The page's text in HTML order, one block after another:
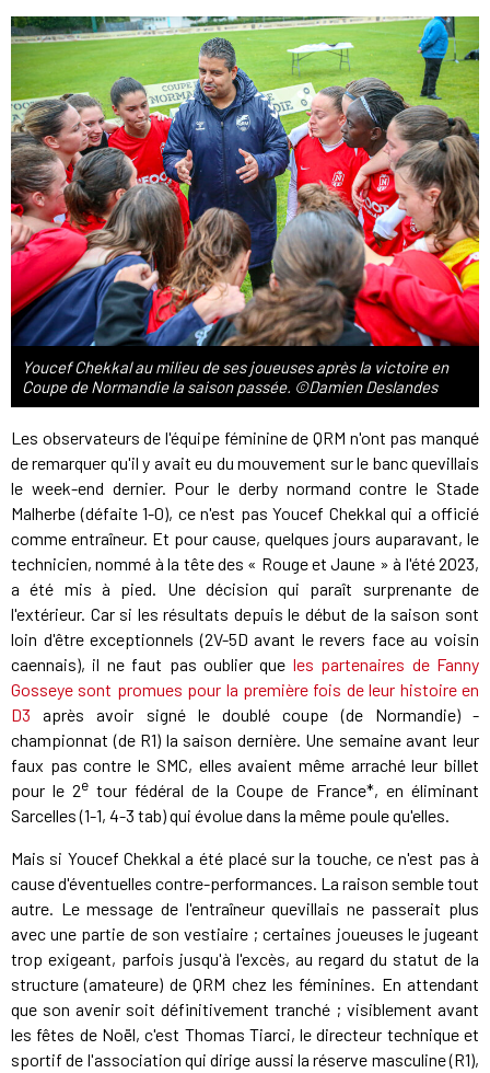
Youcef Chekkal au milieu de ses joueuses après la victoire en
Coupe de Normandie la saison passée. ©Damien Deslandes
Les observateurs de l'équipe féminine de QRM n'ont pas manqué
de remarquer qu'il y avait eu du mouvement sur le banc quevillais
le week-end dernier. Pour le derby normand contre le Stade
Malherbe (défaite 1-0), ce n'est pas Youcef Chekkal qui a officié
comme entraîneur. Et pour cause, quelques jours auparavant, le
technicien, nommé à la tête des « Rouge et Jaune » à l'été 2023,
a été mis à pied. Une décision qui paraît surprenante de
l'extérieur. Car si les résultats depuis le début de la saison sont
loin d'être exceptionnels (2V-5D avant le revers face au voisin
caennais), il ne faut pas oublier que les partenaires de Fanny
Gosseye sont promues pour la première fois de leur histoire en
D3 après avoir signé le doublé coupe (de Normandie) -
championnat (de R1) la saison dernière. Une semaine avant leur
faux pas contre le SMC, elles avaient même arraché leur billet
pour le 2e tour fédéral de la Coupe de France*, en éliminant
Sarcelles (1-1, 4-3 tab) qui évolue dans la même poule qu'elles.
Mais si Youcef Chekkal a été placé sur la touche, ce n'est pas à
cause d'éventuelles contre-performances. La raison semble tout
autre. Le message de l'entraîneur quevillais ne passerait plus
avec une partie de son vestiaire ; certaines joueuses le jugeant
trop exigeant, parfois jusqu'à l'excès, au regard du statut de la
structure (amateure) de QRM chez les féminines. En attendant
que son avenir soit définitivement tranché ; visiblement avant
les fêtes de Noël, c'est Thomas Tiarci, le directeur technique et
sportif de l'association qui dirige aussi la réserve masculine (R1),